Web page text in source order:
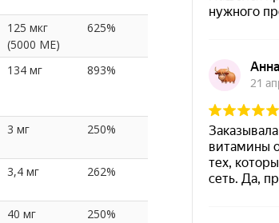
125 мкг
(5000 МЕ)
625%
134 мг 893%
3 мг 250%
3,4 мг 262%
40 мг 250%